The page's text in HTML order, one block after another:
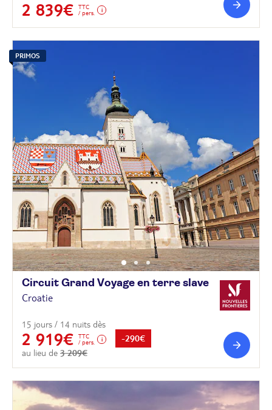
2 839€
TTC
/ pers.
PRIMOS
Circuit Grand Voyage en terre slave
Croatie
15 jours / 14 nuits dès
2 919€
TTC
/ pers.
au lieu de 3 209€
-290€